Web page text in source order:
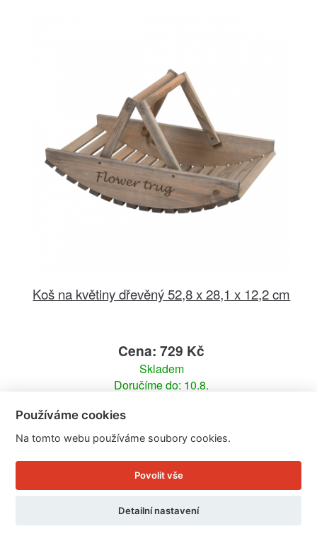
Koš na květiny dřevěný 52,8 x 28,1 x 12,2 cm
Cena: 729 Kč
Skladem
Doručíme do: 10.8.
Používáme cookies
Na tomto webu používáme soubory cookies.
Povolit vše
Detailní nastavení